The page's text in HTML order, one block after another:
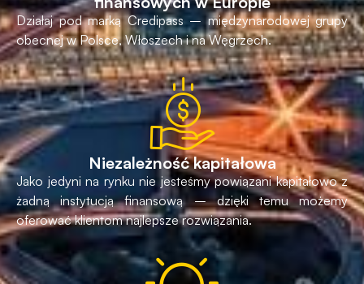
Działaj pod marką Credipass – międzynarodowej grupy
obecnej w Polsce, Włoszech i na Węgrzech.
Niezależność kapitałowa
Jako jedyni na rynku nie jesteśmy powiązani kapitałowo z
żadną instytucją finansową – dzięki temu możemy
oferować klientom najlepsze rozwiązania.